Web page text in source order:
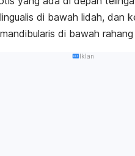
di bawah lidah, dan
di bawah
Iklan